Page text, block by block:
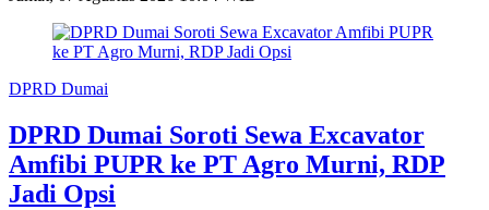
DPRD Dumai
DPRD Dumai Soroti Sewa Excavator
Amfibi PUPR ke PT Agro Murni, RDP
Jadi Opsi